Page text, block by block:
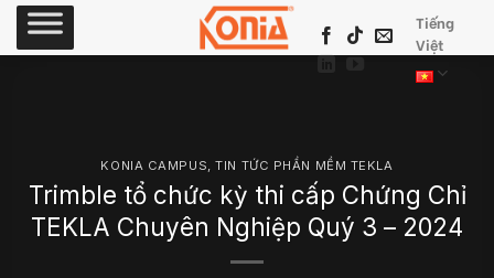
Skip
Tiếng
Việt
KONIA CAMPUS,TIN TỨC PHẦN MỀM TEKLA
Trimble tổ chức kỳ thi cấp Chứng Chỉ
TEKLA Chuyên Nghiệp Quý 3 – 2024